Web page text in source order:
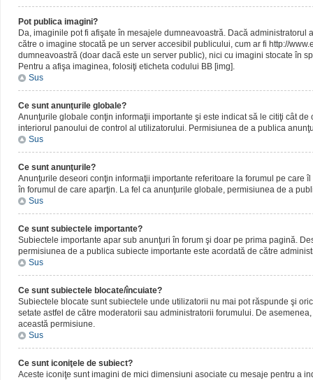
Pot publica imagini?
Da, imaginile pot fi afişate în mesajele dumneavoastră. Dacă
către o imagine stocată pe un server accesibil publicului, cum ar fi http://
dumneavoastră (doar dacă este un server public), nici cu imagini stocate în
Pentru a afişa imaginea, folosiţi eticheta codului BB [img].
Sus
Ce sunt anunţurile globale?
Anunţurile globale conţin informaţii importante şi este indicat să le citiţi cât
interiorul panoului de control al utilizatorului. Permisiunea de a publica
Sus
Ce sunt anunţurile?
Anunţurile deseori conţin informaţii importante referitoare la forumul pe care
în forumul de care aparţin. La fel ca anunţurile globale, permisiunea de a
Sus
Ce sunt subiectele importante?
Subiectele importante apar sub anunţuri în forum şi doar pe prima pagină.
permisiunea de a publica subiecte importante este acordată de către
Sus
Ce sunt subiectele blocate/încuiate?
Subiectele blocate sunt subiectele unde utilizatorii nu mai pot răspunde şi
setate astfel de către moderatorii sau administratorii forumului. De
această permisiune.
Sus
Ce sunt iconiţele de subiect?
Aceste iconiţe sunt imagini de mici dimensiuni asociate cu mesaje pentru a